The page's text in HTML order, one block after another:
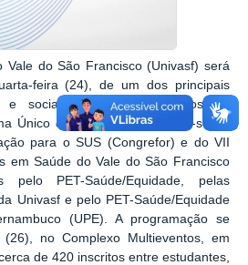
Vale do São Francisco (Univasf) será
feira (24), de um dos principais
e sociais da região voltados ao
Único de Saúde (SUS). Trata-se do
para o SUS (Congrefor) e do VII
em Saúde do Vale do São Francisco
pelo PET-Saúde/Equidade, pelas
Univasf e pelo PET-Saúde/Equidade
(UPE). A programação se
no Complexo Multieventos, em
de 420 inscritos entre estudantes,